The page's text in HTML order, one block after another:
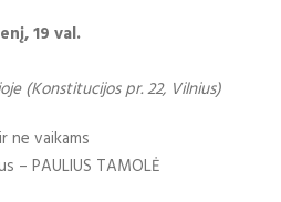
19 val.
(Konstitucijos pr. 22, Vilnius)
ne vaikams
– PAULIUS TAMOLĖ